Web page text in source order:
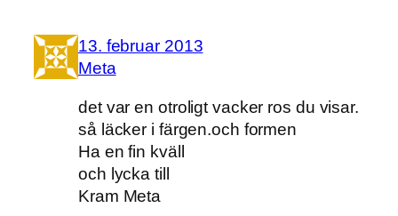
13. februar 2013
Meta
det var en otroligt vacker ros du visar.
så läcker i färgen.och formen
Ha en fin kväll
och lycka till
Kram Meta